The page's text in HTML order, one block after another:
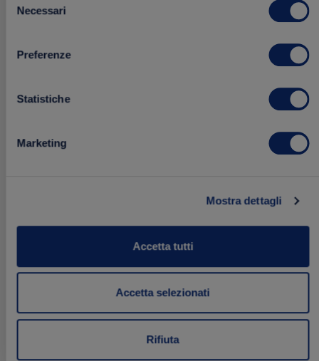
delNecessari
Preferenze
Statistiche
Marketing
Mostra dettagli
Accetta tutti
Accetta selezionati
Rifiuta
Colomba Pere e Cioccolato in Incarto
Aggiungi
preferiti